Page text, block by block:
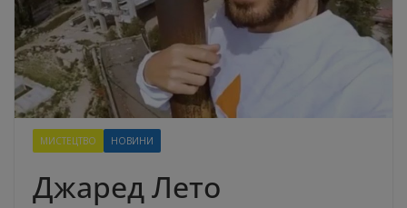
МИСТЕЦТВО НОВИНИ
Джаред Лето